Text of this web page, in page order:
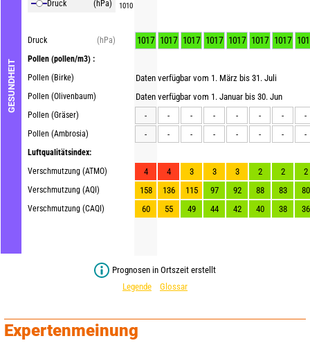
GESUNDHEIT
Druck (hPa)
Druck
(hPa)
Pollen (pollen/m3) :
Pollen (Birke)
Pollen (Olivenbaum)
Pollen (Gräser)
Pollen (Ambrosia)
Luftqualitätsindex:
Verschmutzung (ATMO)
Verschmutzung (AQI)
Verschmutzung (CAQI)
1010
1017 1017 1017 1017 1017 1017 1017
Daten verfügbar vom 1. März bis 31. Juli
Daten verfügbar vom 1. Januar bis 30. Jun
-
- - - - - -
-
-
- - - - - - -
4 4 3 3 3 2 2
2
158
136 115 97 92 88 83
80
60
55 49 44 42 40 38 36
Prognosen in Ortszeit erstellt
Legende
Glossar
Expertenmeinung